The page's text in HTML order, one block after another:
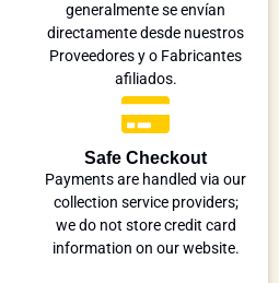
generalmente se envían
directamente desde nuestros
Proveedores y o Fabricantes
afiliados.
Safe Checkout
Payments are handled via our
collection service providers;
we do not store credit card
information on our website.